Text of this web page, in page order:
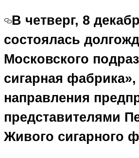
В четверг, 8
состоялась
Московского
сигарная
направления
представителями
Живого сигарного